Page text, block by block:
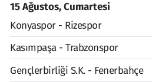
15 Ağustos, Cumartesi
Konyaspor - Rizespor
Kasımpaşa - Trabzonspor
Gençlerbirliği S.K. - Fenerbahçe